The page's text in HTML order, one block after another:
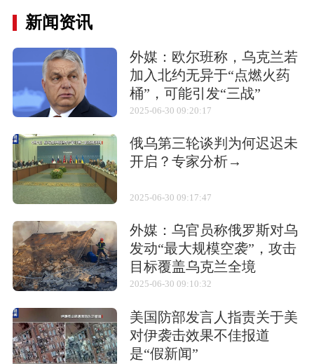
射程
弹长 2.123米
弹径 0.135米
翼展 0.654米
弹重 93千克
射程 11.5千米
引信 红外近炸引信
制导系统 被动红外
相关武器
新闻资讯
外媒：欧尔班称，乌克兰若
加入北约无异于“点燃火药
桶”，可能引发“三战”
2025-06-30 09:20:17
俄乌第三轮谈判为何迟迟未
开启？专家分析→
2025-06-30 09:17:47
外媒：乌官员称俄罗斯对乌
发动“最大规模空袭”，攻击
目标覆盖乌克兰全境
2025-06-30 09:10:32
美国防部发言人指责关于美
对伊袭击效果不佳报道
是“假新闻”